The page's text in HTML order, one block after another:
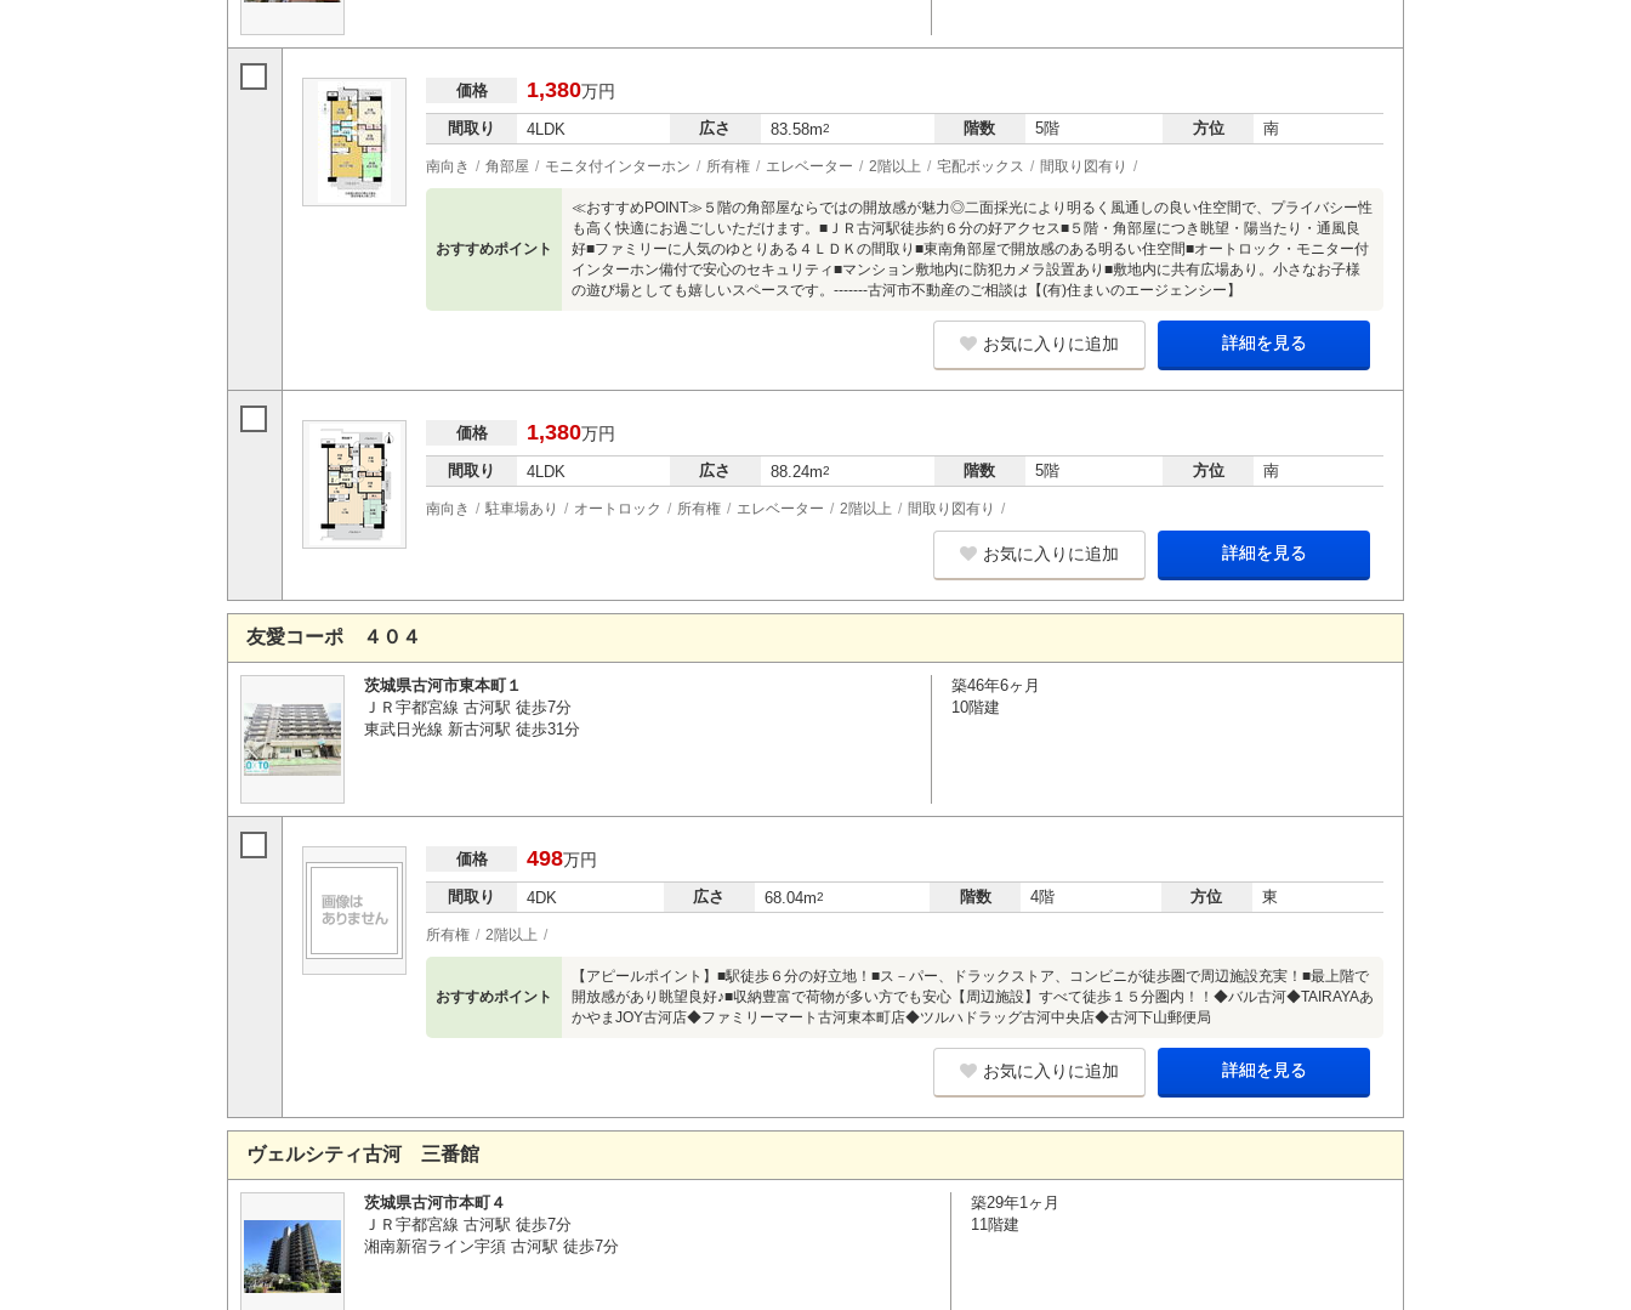
価格 1,380万円
間取り 4LDK 広さ 83.58m2 階数 5階 方位 南
南向き 角部屋 モニタ付インターホン 所有権 エレベーター 2階以上 宅配ボックス 間取り図有り
おすすめポイント
≪おすすめPOINT≫５階の角部屋ならではの開放感が魅力◎二面採光により明るく風通しの良い住空間で、プライバシー性
も高く快適にお過ごしいただけます。■ＪＲ古河駅徒歩約６分の好アクセス■５階・角部屋につき眺望・陽当たり・通風良
好■ファミリーに人気のゆとりある４ＬＤＫの間取り■東南角部屋で開放感のある明るい住空間■オートロック・モニター付
インターホン備付で安心のセキュリティ■マンション敷地内に防犯カメラ設置あり■敷地内に共有広場あり。小さなお子様
の遊び場としても嬉しいスペースです。-------古河市不動産のご相談は【(有)住まいのエージェンシー】
お気に入りに追加 詳細を見る
価格 1,380万円
間取り 4LDK 広さ 88.24m2 階数 5階 方位 南
南向き 駐車場あり オートロック 所有権 エレベーター 2階以上 間取り図有り
お気に入りに追加 詳細を見る
友愛コーポ ４０４
茨城県古河市東本町１
ＪＲ宇都宮線 古河駅 徒歩7分
東武日光線 新古河駅 徒歩31分
築46年6ヶ月
10階建
価格 498万円
間取り 4DK 広さ 68.04m2 階数 4階 方位 東
所有権 2階以上
おすすめポイント
【アピールポイント】■駅徒歩６分の好立地！■ス－パー、ドラックストア、コンビニが徒歩圏で周辺施設充実！■最上階で
開放感があり眺望良好♪■収納豊富で荷物が多い方でも安心【周辺施設】すべて徒歩１５分圏内！！◆バル古河◆TAIRAYAあ
かやまJOY古河店◆ファミリーマート古河東本町店◆ツルハドラッグ古河中央店◆古河下山郵便局
お気に入りに追加 詳細を見る
ヴェルシティ古河 三番館
茨城県古河市本町４
ＪＲ宇都宮線 古河駅 徒歩7分
湘南新宿ライン宇須 古河駅 徒歩7分
築29年1ヶ月
11階建